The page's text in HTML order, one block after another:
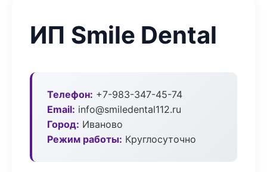
ИП Smile Dental
Телефон: +7-983-347-45-74
Email: info@smiledental112.ru
Город: Иваново
Режим работы: Круглосуточно